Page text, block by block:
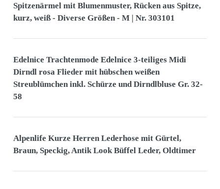
Spitzenärmel mit Blumenmuster, Rücken aus Spitze,
kurz, weiß - Diverse Größen - M | Nr. 303101
Edelnice Trachtenmode Edelnice 3-teiliges Midi
Dirndl rosa Flieder mit hübschen weißen
Streublümchen inkl. Schürze und Dirndlbluse Gr. 32-
58
Alpenlife Kurze Herren Lederhose mit Gürtel,
Braun, Speckig, Antik Look Büffel Leder, Oldtimer